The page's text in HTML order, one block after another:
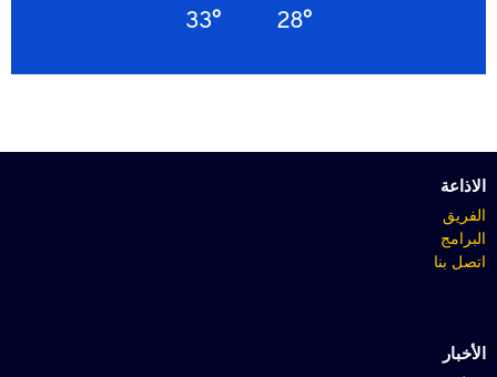
28°
33°
الاذاعة
الفريق
البرامج
اتصل بنا
الأخبار